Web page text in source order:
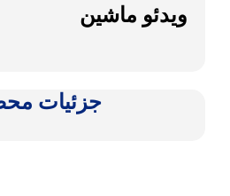
ویدئو ماشین
جزئیات